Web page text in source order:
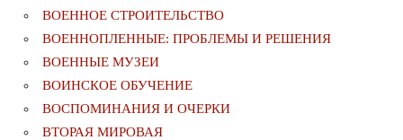
ВОЕННОЕ СТРОИТЕЛЬСТВО
ВОЕННОПЛЕННЫЕ: ПРОБЛЕМЫ И РЕШЕНИЯ
ВОЕННЫЕ МУЗЕИ
ВОИНСКОЕ ОБУЧЕНИЕ
ВОСПОМИНАНИЯ И ОЧЕРКИ
ВТОРАЯ МИРОВАЯ